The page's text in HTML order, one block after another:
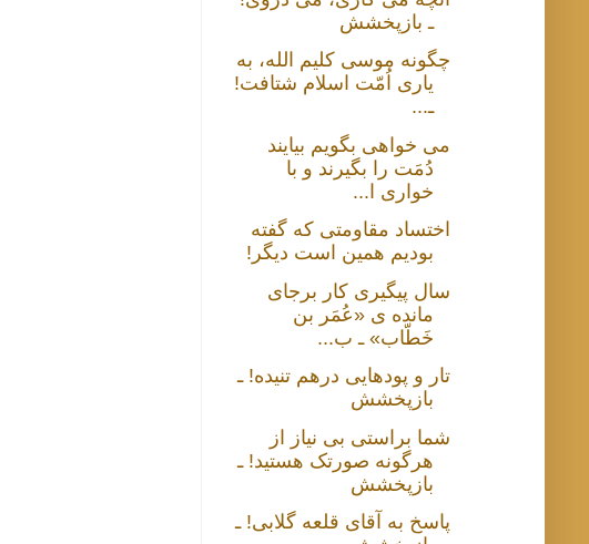
ـ بازپخشش
چگونه موسی کلیم الله، به
یاری اُمّت اسلام شتافت!
ـ...
می خواهی بگویم بیایند
دُمَت را بگیرند و با
خواری ا...
اختساد مقاومتی که گفته
بودیم همین است دیگر!
سال پیگیری کار برجای
مانده ی «عُمَر بن
خَطّاب» ـ ب...
تار و پودهایی درهم تنیده! ـ
بازپخشش
شما براستی بی نیاز از
هرگونه صورتک هستید! ـ
بازپخشش
پاسخ به آقای قلعه گلابی! ـ